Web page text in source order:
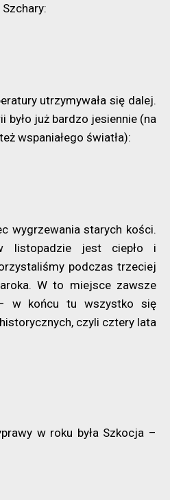
utrzymywała się dalej.
było już bardzo jesiennie (na
wspaniałego światła):
wygrzewania starych kości.
listopadzie jest ciepło i
podczas trzeciej
W to miejsce zawsze
w końcu tu wszystko się
czyli cztery lata
w roku była Szkocja –